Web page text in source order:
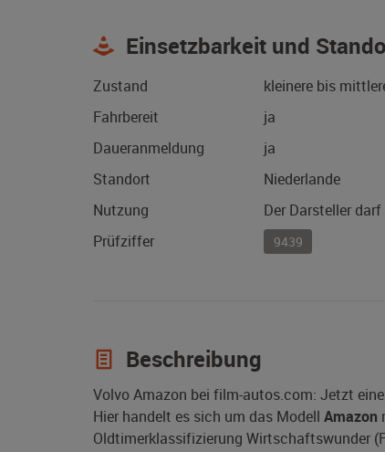
Einsetzbarkeit und
Zustand
kleinere bis
Fahrbereit
ja
Daueranmeldung
ja
Standort
Niederlande
Nutzung
Der Darsteller
Prüfziffer
9439
Beschreibung
Volvo Amazon bei film-autos.com: Jetzt
Hier handelt es sich um das Modell Amazon
Oldtimerklassifizierung Wirtschaftswunder